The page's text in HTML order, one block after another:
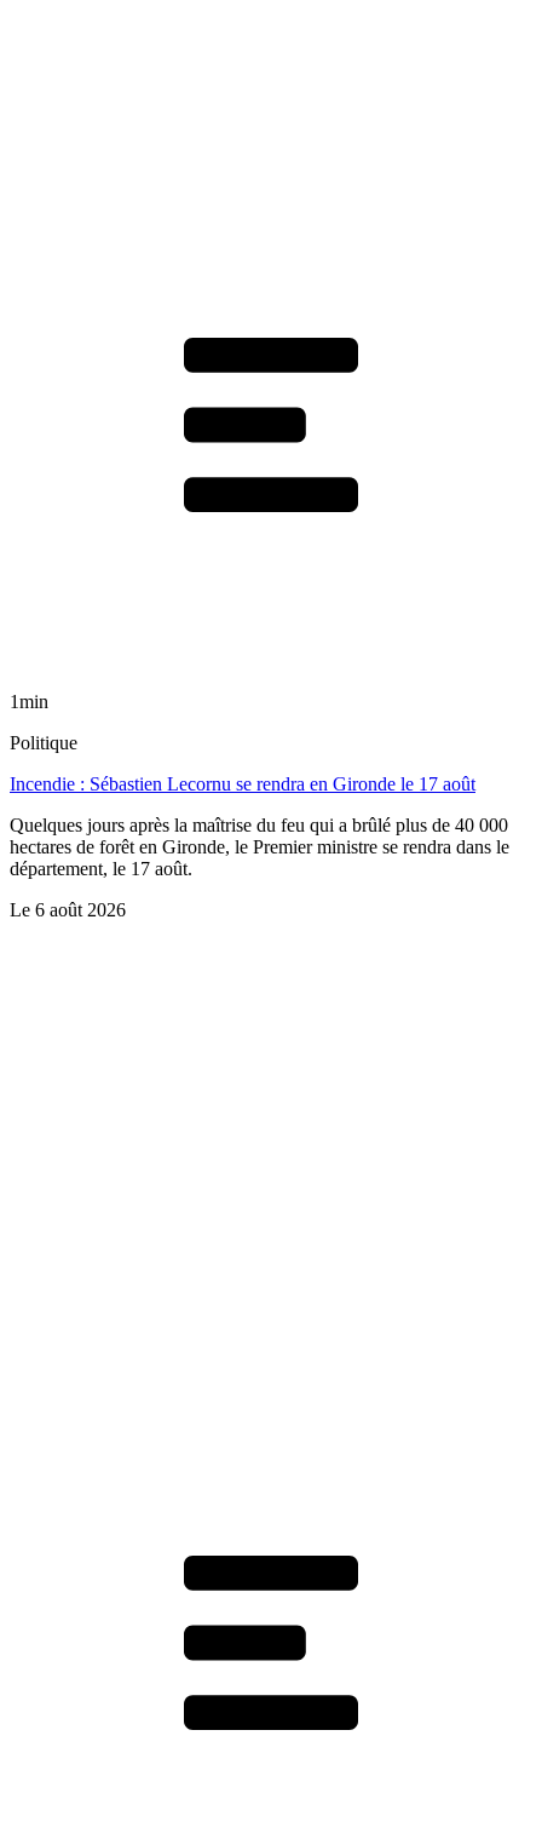
1min
Politique
Incendie : Sébastien Lecornu se rendra en Gironde le 17 août
Quelques jours après la maîtrise du feu qui a brûlé plus de 40 000
hectares de forêt en Gironde, le Premier ministre se rendra dans le
département, le 17 août.
Le 6 août 2026